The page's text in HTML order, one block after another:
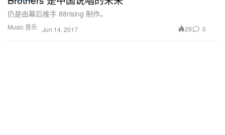
Music 音乐
仍是由幕后推手 88rising 制作。
Jun 14, 2017 29 0